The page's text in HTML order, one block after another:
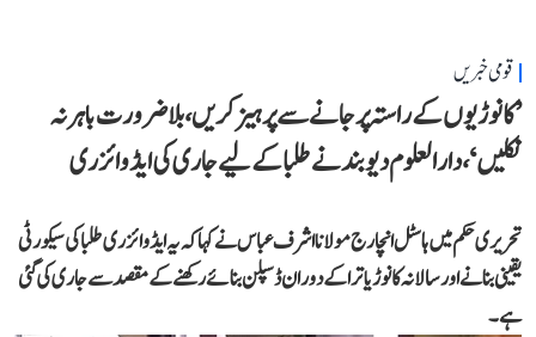
قومی خبریں
’کانوڑیوں کے راستہ پر جانے سے پرہیز کریں، بلاضرورت باہر نہ
نکلیں‘، دارالعلوم دیوبند نے طلبا کے لیے جاری کی ایڈوائزری
تحریری حکم میں ہاسٹل انچارج مولانا اشرف عباس نے کہا کہ یہ ایڈوائزری طلبا کی سیکورٹی
یقینی بنانے اور سالانہ کانوڑ یاترا کے دوران ڈسپلن بنائے رکھنے کے مقصد سے جاری کی گئی
ہے۔